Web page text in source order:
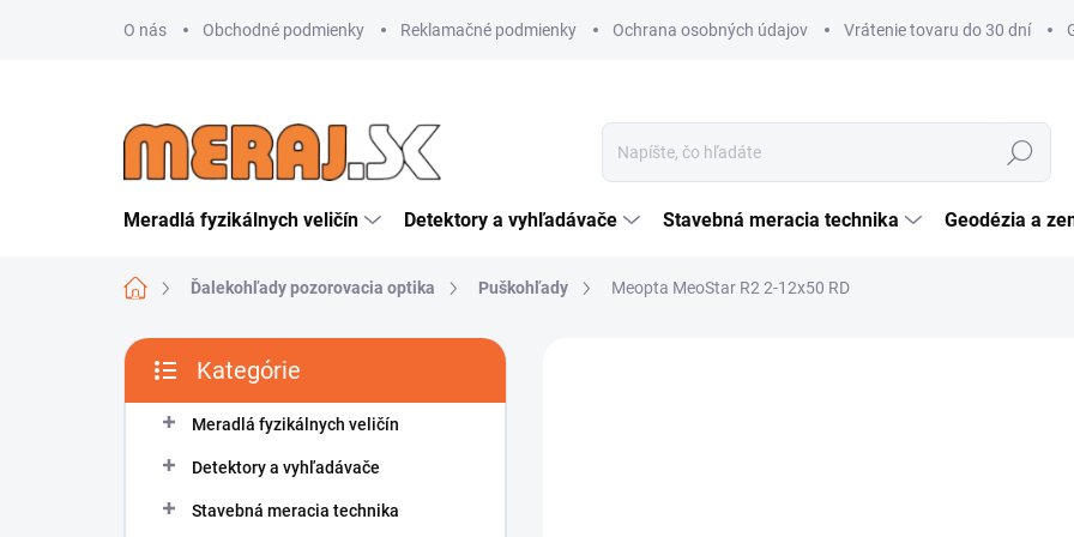
O nás Obchodné podmienky Reklamačné podmienky Ochrana osobných údajov Vrátenie tovaru do 30 dní
Hľadať
Meradlá fyzikálnych veličín Detektory a vyhľadávače Stavebná meracia technika Geodézia a
DomovĎalekohľady pozorovacia optika Puškohľady Meopta MeoStar R2 2-12x50 RD
B
č
kategórie
Kategórie
Meradlá fyzikálnych veličín
Detektory a vyhľadávače
Stavebná meracia technika